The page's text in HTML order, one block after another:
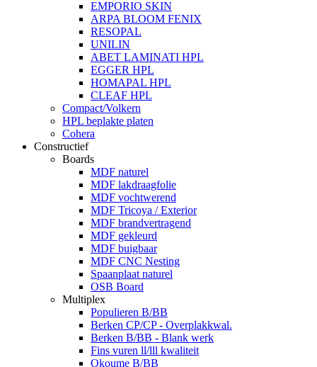
EMPORIO SKIN
ARPA BLOOM FENIX
RESOPAL
UNILIN
ABET LAMINATI HPL
EGGER HPL
HOMAPAL HPL
CLEAF HPL
Compact/Volkern
HPL beplakte platen
Cohera
Constructief
Boards
MDF naturel
MDF lakdraagfolie
MDF vochtwerend
MDF Tricoya / Exterior
MDF brandvertragend
MDF gekleurd
MDF buigbaar
MDF CNC Nesting
Spaanplaat naturel
OSB Board
Multiplex
Populieren B/BB
Berken CP/CP - Overplakkwal.
Berken B/BB - Blank werk
Fins vuren ll/lll kwaliteit
Okoume B/BB